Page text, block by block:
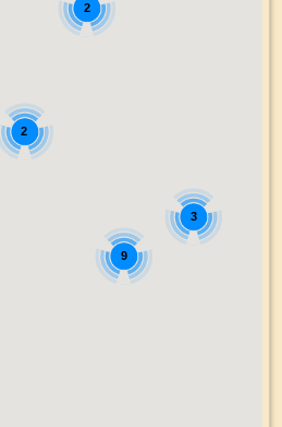
9
3
2
2